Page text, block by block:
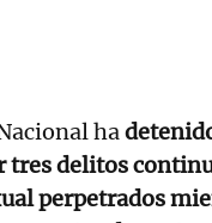
ha
tres delitos
perpetrados